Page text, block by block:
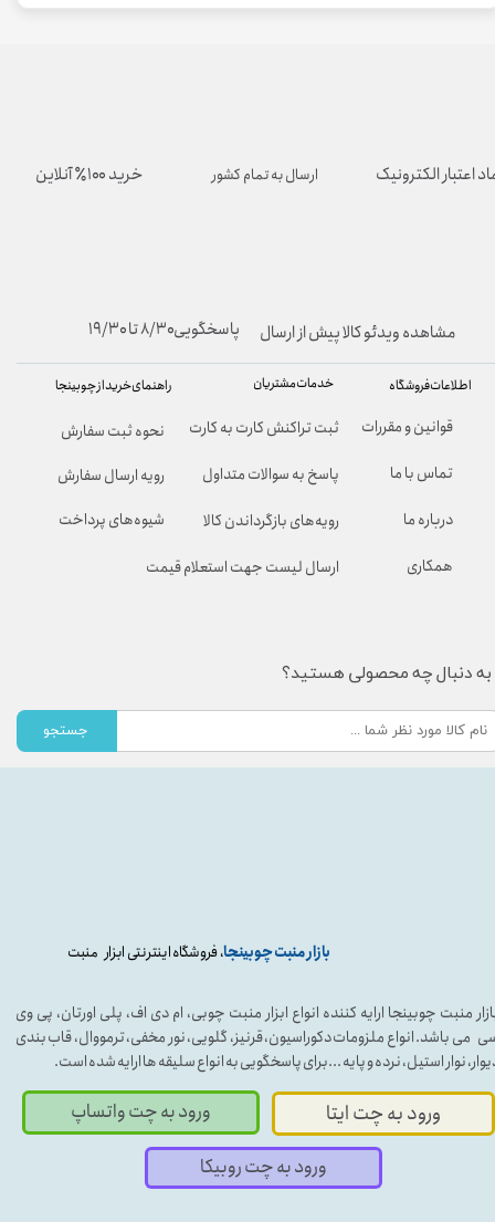
بازار منبت چوبینجا، فروشگاه اینترنتی ابزار منبت
منبت چوبینجا ارایه کننده انواع ابزار منبت چوبی، ام دی اف، پلی اورتان، پی وی
می باشد. انواع ملزومات دکوراسیون، قرنیز، گلویی، نور مخفی، ترمووال، قاب بندی
نوار استیل، نرده و پایه ...برای پاسخگویی به انواع سلیقه ها ارایه شده است.
ورود به چت ایتا ورود به چت واتساپ
ورود به چت روبیکا
راهنمای خرید از چوبینجا
نحوه ثبت سفارش
رویه ارسال سفارش
شیوه‌های پرداخت
خدمات مشتریان
ثبت تراکنش کارت به کارت
پاسخ به سوالات متداول
رویه‌های بازگرداندن کالا
ارسال لیست جهت استعلام قیمت
اطلاعات فروشگاه
قوانین و مقررات
تماس با ما
درباره ما
همکاری
به دنبال چه محصولی هستید؟
جستجو
ارسال به تمام کشور
پاسخگویی۸/۳۰ تا ۱۹/۳۰
اعتبار الکترونیک خرید ۱۰۰٪ آنلاین
مشاهده ویدئو کالا پیش از ارسال